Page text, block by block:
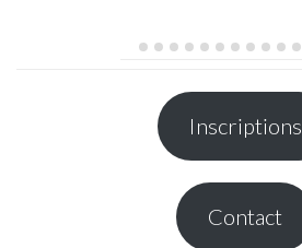
Inscriptions
Contact